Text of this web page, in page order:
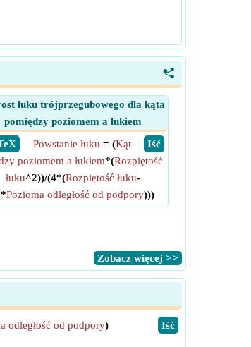
<
łuku trójprzegubowego dla kąta
pomiędzy poziomem a łukiem
​ Iść
Powstanie łuku = (Kąt
poziomem a łukiem*(Rozpiętość
łuku^2))/(4*(Rozpiętość łuku-
Pozioma odległość od podpory)))
​Zobacz więcej >>
​Iść
odległość od podpory)